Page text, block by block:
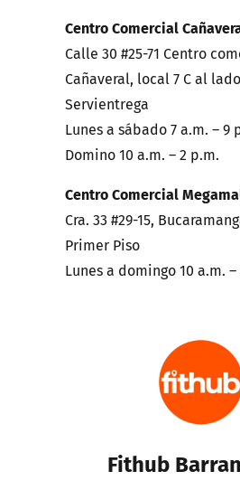
Centro Comercial
Calle 30 #25-71 Centro
Cañaveral, local 7 C al
Servientrega
Lunes a sábado 7 a.m. – 9
Domino 10 a.m. – 2 p.m.
Centro Comercial
Cra. 33 #29-15,
Primer Piso
Lunes a domingo 10 a.m.
Fithub